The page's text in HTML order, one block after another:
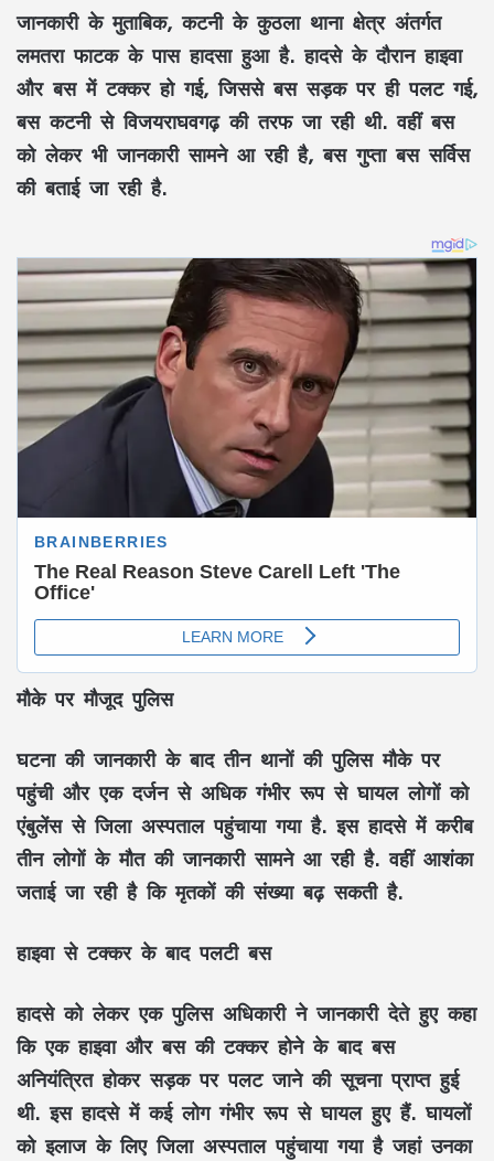
जानकारी के मुताबिक, कटनी के कुठला थाना क्षेत्र अंतर्गत
लमतरा फाटक के पास हादसा हुआ है. हादसे के दौरान हाइवा
और बस में टक्कर हो गई, जिससे बस सड़क पर ही पलट गई,
बस कटनी से विजयराघवगढ़ की तरफ जा रही थी. वहीं बस
को लेकर भी जानकारी सामने आ रही है, बस गुप्ता बस सर्विस
की बताई जा रही है.
मौके पर मौजूद पुलिस
घटना की जानकारी के बाद तीन थानों की पुलिस मौके पर
पहुंची और एक दर्जन से अधिक गंभीर रूप से घायल लोगों को
एंबुलेंस से जिला अस्पताल पहुंचाया गया है. इस हादसे में करीब
तीन लोगों के मौत की जानकारी सामने आ रही है. वहीं आशंका
जताई जा रही है कि मृतकों की संख्या बढ़ सकती है.
हाइवा से टक्कर के बाद पलटी बस
हादसे को लेकर एक पुलिस अधिकारी ने जानकारी देते हुए कहा
कि एक हाइवा और बस की टक्कर होने के बाद बस
अनियंत्रित होकर सड़क पर पलट जाने की सूचना प्राप्त हुई
थी. इस हादसे में कई लोग गंभीर रूप से घायल हुए हैं. घायलों
को इलाज के लिए जिला अस्पताल पहुंचाया गया है जहां उनका